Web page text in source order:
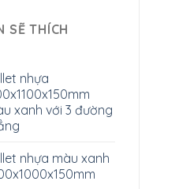
SẼ THÍCH
nhựa
xanh với 3 đường
nhựa màu xanh